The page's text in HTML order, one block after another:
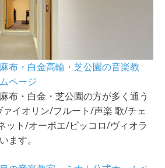
布・白金高輪・芝公園の音楽教
ページ
布・白金・芝公園の方が多く通う
イオリン/フルート/声楽 歌/チェ
ット/オーボエ/ピッコロ/ヴィオラ
ます。